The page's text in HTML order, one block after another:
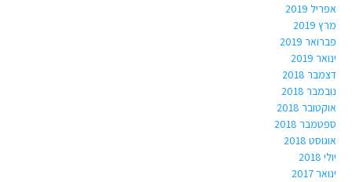
אפריל 2019
מרץ 2019
פברואר 2019
ינואר 2019
דצמבר 2018
נובמבר 2018
אוקטובר 2018
ספטמבר 2018
אוגוסט 2018
יולי 2018
ינואר 2017